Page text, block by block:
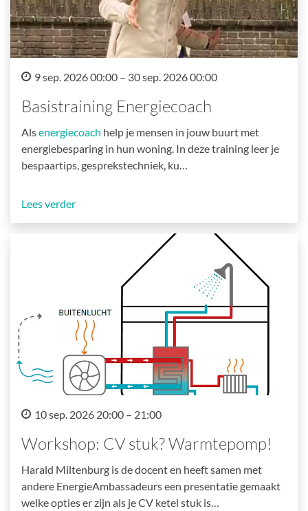
9 sep. 2026 00:00 – 30 sep. 2026 00:00
Basistraining Energiecoach
Alsenergiecoach help je mensen in jouw buurt met
energiebesparing in hun woning. In deze training leer je
bespaartips, gesprekstechniek, ku…
Lees verder
10 sep. 2026 20:00 – 21:00
Workshop: CV stuk? Warmtepomp!
Harald Miltenburg is de docent en heeft samen met
andere EnergieAmbassadeurs een presentatie gemaakt
welke opties er zijn als je CV ketel stuk is…